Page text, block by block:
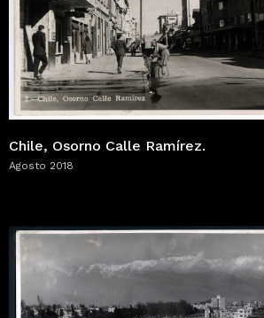
Chile, Osorno Calle Ramírez.
Agosto 2018